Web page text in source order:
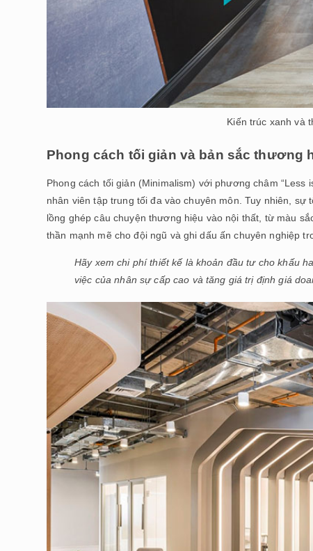
Kiến trúc xanh và
Phong cách tối giản và bản sắc thương
Phong cách tối giản (Minimalism) với phương châm
nhân viên tập trung tối đa vào chuyên môn. Tuy nhiên,
lồng ghép câu chuyện thương hiệu vào nội thất, từ màu
thần mạnh mẽ cho đội ngũ và ghi dấu ấn chuyên nghiệp
Hãy xem chi phí thiết kế là khoản đầu tư cho khấu
việc của nhân sự cấp cao và tăng giá trị định giá